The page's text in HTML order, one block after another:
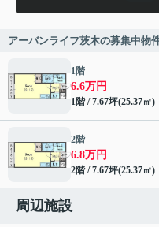
アーバンライフ茨木の募集中物
1階
6.6万円
1階 / 7.67坪(25.37㎡)
2階
6.8万円
2階 / 7.67坪(25.37㎡)
周辺施設